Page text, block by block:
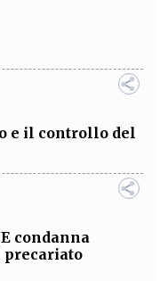
e il controllo del
condanna